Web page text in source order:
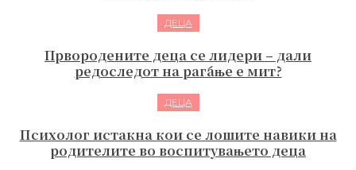
ДЕЦА
Првородените деца се лидери – дали
редоследот на раѓање е мит?
ДЕЦА
Психолог истакна кои се лошите навики на
родителите во воспитувањето деца